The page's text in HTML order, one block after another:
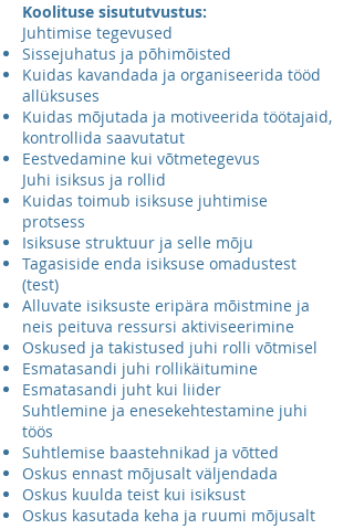
Koolituse sisututvustus:
Juhtimise tegevused
Sissejuhatus ja põhimõisted
Kuidas kavandada ja organiseerida tööd
allüksuses
Kuidas mõjutada ja motiveerida töötajaid,
kontrollida saavutatut
Eestvedamine kui võtmetegevus
Juhi isiksus ja rollid
Kuidas toimub isiksuse juhtimise
protsess
Isiksuse struktuur ja selle mõju
Tagasiside enda isiksuse omadustest
(test)
Alluvate isiksuste eripära mõistmine ja
neis peituva ressursi aktiviseerimine
Oskused ja takistused juhi rolli võtmisel
Esmatasandi juhi rollikäitumine
Esmatasandi juht kui liider
Suhtlemine ja enesekehtestamine juhi
töös
Suhtlemise baastehnikad ja võtted
Oskus ennast mõjusalt väljendada
Oskus kuulda teist kui isiksust
Oskus kasutada keha ja ruumi mõjusalt